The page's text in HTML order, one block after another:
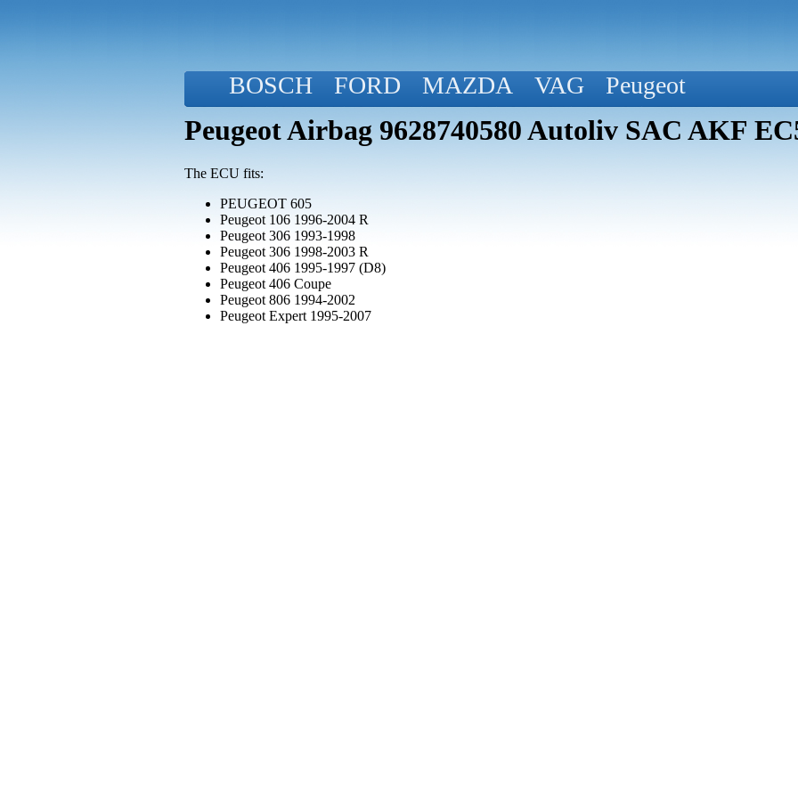
BOSCH FORD MAZDA VAG Peugeot
Peugeot Airbag 9628740580 Autoliv SAC AKF
The ECU fits:
PEUGEOT 605
Peugeot 106 1996-2004 R
Peugeot 306 1993-1998
Peugeot 306 1998-2003 R
Peugeot 406 1995-1997 (D8)
Peugeot 406 Coupe
Peugeot 806 1994-2002
Peugeot Expert 1995-2007